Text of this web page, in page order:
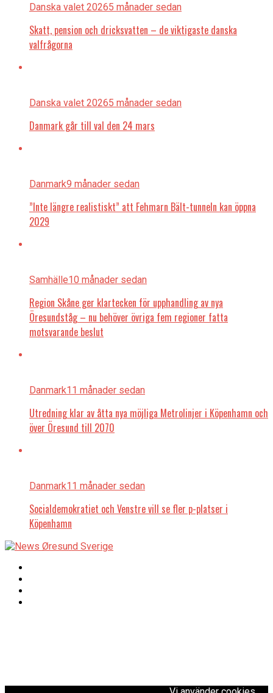
Danska valet 20265 månader sedan
Skatt, pension och dricksvatten – de viktigaste danska
valfrågorna
Danska valet 20265 månader sedan
Danmark går till val den 24 mars
Danmark9 månader sedan
”Inte längre realistiskt” att Fehmarn Bält-tunneln kan öppna
2029
Samhälle10 månader sedan
Region Skåne ger klartecken för upphandling av nya
Öresundståg – nu behöver övriga fem regioner fatta
motsvarande beslut
Danmark11 månader sedan
Utredning klar av åtta nya möjliga Metrolinjer i Köpenhamn och
över Öresund till 2070
Danmark11 månader sedan
Socialdemokratiet och Venstre vill se fler p-platser i
Köpenhamn